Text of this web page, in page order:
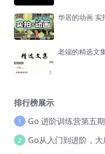
华居的动画 实
老端的精选文
排行榜展示
1 Go 进阶训练营第五期
2
Go从入门到进阶，